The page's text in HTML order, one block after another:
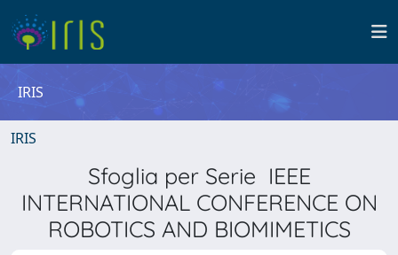
IRIS
IRIS
Sfoglia per Serie IEEE
INTERNATIONAL CONFERENCE ON
ROBOTICS AND BIOMIMETICS